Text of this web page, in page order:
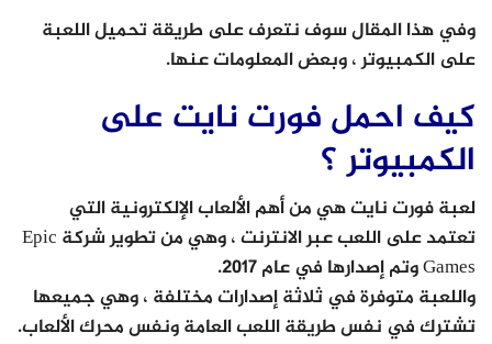
وفي هذا المقال سوف نتعرف على طريقة تحميل اللعبة
على الكمبيوتر ، وبعض المعلومات عنها.
كيف احمل فورت نايت على
الكمبيوتر ؟
لعبة فورت نايت هي من أهم الألعاب الإلكترونية التي
تعتمد على اللعب عبر الانترنت ، وهي من تطوير شركة Epic
Games وتم إصدارها في عام 2017.
واللعبة متوفرة في ثلاثة إصدارات مختلفة ، وهي جميعها
تشترك في نفس طريقة اللعب العامة ونفس محرك الألعاب.